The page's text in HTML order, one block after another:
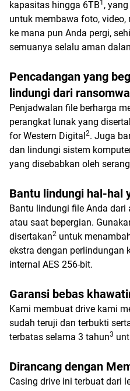
kapasitas hingga 6TB1 ,
untuk membawa foto,
ke mana pun Anda pergi,
semuanya selalu aman
Pencadangan yang
lindungi dari
Penjadwalan file berharga
perangkat lunak yang
for Western Digital2. Juga
dan lindungi sistem
yang disebabkan oleh
Bantu lindungi hal-hal
Bantu lindungi file Anda dari
atau saat bepergian.
disertakan2 untuk
ekstra dengan perlindungan
internal AES 256-bit.
Garansi bebas
Kami membuat drive kami
sudah teruji dan terbukti
terbatas selama 3 tahun3
Dirancang dengan
Casing drive ini terbuat dari